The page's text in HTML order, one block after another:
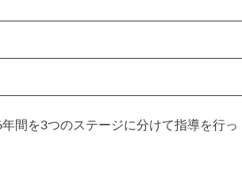
間を3つのステージに分けて指導を行っ